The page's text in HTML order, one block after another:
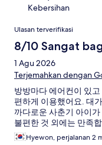
Kebersihan
Ulasan
Ulasan terverifikasi
8/10 Sangat
1 Agu 2026
Terjemahkan dengan
방방마다 에어컨이 있
편하게 이용했어요. 대
까다로운 사춘기 아이
불편한 것 외에는 만족
Hyewon, perjalanan 2